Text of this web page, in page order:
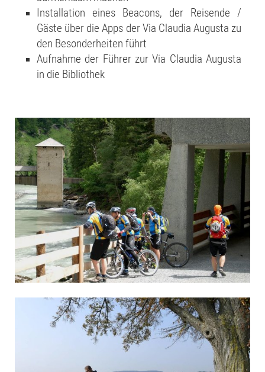
Installation eines Beacons, der Reisende /
Gäste über die Apps der Via Claudia Augusta zu
den Besonderheiten führt
Aufnahme der Führer zur Via Claudia Augusta
in die Bibliothek